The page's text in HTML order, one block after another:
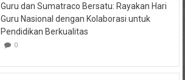
Guru dan Sumatraco Bersatu: Rayakan Hari
Guru Nasional dengan Kolaborasi untuk
Pendidikan Berkualitas
0